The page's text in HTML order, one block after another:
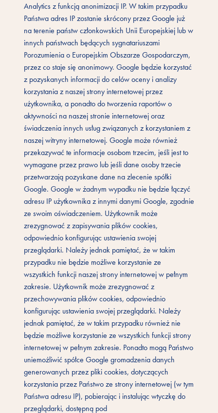
Analytics z funkcją anonimizacji IP. W takim przypadku
Państwa adres IP zostanie skrócony przez Google już
na terenie państw członkowskich Unii Europejskiej lub w
innych państwach będących sygnatariuszami
Porozumienia o Europejskim Obszarze Gospodarczym,
przez co staje się anonimowy. Google będzie korzystać
z pozyskanych informacji do celów oceny i analizy
korzystania z naszej strony internetowej przez
użytkownika, a ponadto do tworzenia raportów o
aktywności na naszej stronie internetowej oraz
świadczenia innych usług związanych z korzystaniem z
naszej witryny internetowej. Google może również
przekazywać te informacje osobom trzecim, jeśli jest to
wymagane przez prawo lub jeśli dane osoby trzecie
przetwarzają pozyskane dane na zlecenie spółki
Google. Google w żadnym wypadku nie będzie łączyć
adresu IP użytkownika z innymi danymi Google, zgodnie
ze swoim oświadczeniem. Użytkownik może
zrezygnować z zapisywania plików cookies,
odpowiednio konfigurując ustawienia swojej
przeglądarki. Należy jednak pamiętać, że w takim
przypadku nie będzie możliwe korzystanie ze
wszystkich funkcji naszej strony internetowej w pełnym
zakresie. Użytkownik może zrezygnować z
przechowywania plików cookies, odpowiednio
konfigurując ustawienia swojej przeglądarki. Należy
jednak pamiętać, że w takim przypadku również nie
będzie możliwe korzystanie ze wszystkich funkcji strony
internetowej w pełnym zakresie. Ponadto mogą Państwo
uniemożliwić spółce Google gromadzenia danych
generowanych przez pliki cookies, dotyczących
korzystania przez Państwo ze strony internetowej (w tym
Państwa adresu IP), pobierając i instalując wtyczkę do
przeglądarki, dostępną pod